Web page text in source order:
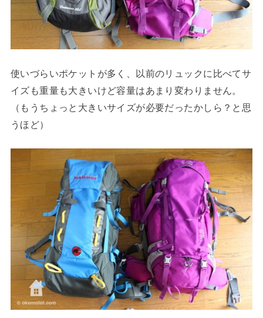
使いづらいポケットが多く、以前のリュックに比べてサ
イズも重量も大きいけど容量はあまり変わりません。
（もうちょっと大きいサイズが必要だったかしら？と思
うほど）